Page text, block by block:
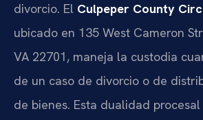
divorcio. El Culpeper County
ubicado en 135 West Cameron
VA 22701, maneja la custodia
de un caso de divorcio o de
de bienes. Esta dualidad